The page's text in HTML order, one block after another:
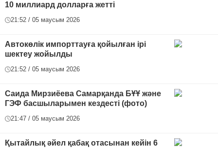
10 миллиард долларға жетті
21:52 / 05 маусым 2026
Автокөлік импорттауға қойылған ірі
шектеу жойылды
21:52 / 05 маусым 2026
Саида Мирзиёева Самарқанда БҰҰ және
ГЭФ басшыларымен кездесті (фото)
21:47 / 05 маусым 2026
Қытайлық әйел қабақ отасынан кейін 6